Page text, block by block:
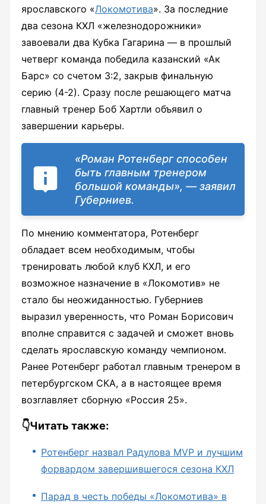
ярославского «Локомотива». За последние
два сезона КХЛ «железнодорожники»
завоевали два Кубка Гагарина — в прошлый
четверг команда победила казанский «Ак
Барс» со счетом 3:2, закрыв финальную
серию (4-2). Сразу после решающего матча
главный тренер Боб Хартли объявил о
завершении карьеры.
«Роман Ротенберг способен
быть главным тренером
большой команды», — заявил
Губерниев.
По мнению комментатора, Ротенберг
обладает всем необходимым, чтобы
тренировать любой клуб КХЛ, и его
возможное назначение в «Локомотив» не
стало бы неожиданностью. Губерниев
выразил уверенность, что Роман Борисович
вполне справится с задачей и сможет вновь
сделать ярославскую команду чемпионом.
Ранее Ротенберг работал главным тренером в
петербургском СКА, а в настоящее время
возглавляет сборную «Россия 25».
👇Читать также:
Ротенберг назвал Радулова MVP и лучшим
форвардом завершившегося сезона КХЛ
Парад в честь победы «Локомотива» в